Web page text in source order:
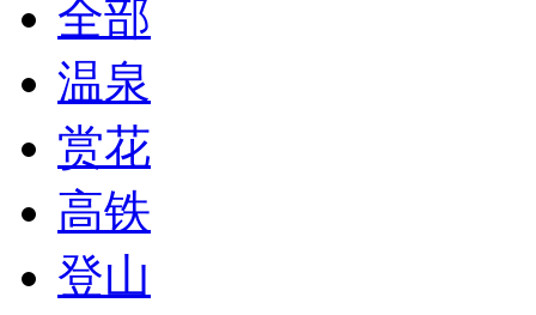
全部
温泉
赏花
高铁
登山